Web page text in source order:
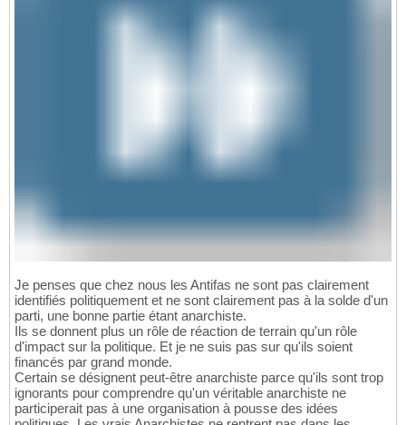
Je penses que chez nous les Antifas ne sont pas clairement
identifiés politiquement et ne sont clairement pas à la solde d'un
parti, une bonne partie étant anarchiste.
Ils se donnent plus un rôle de réaction de terrain qu'un rôle
d'impact sur la politique. Et je ne suis pas sur qu'ils soient
financés par grand monde.
Certain se désignent peut-être anarchiste parce qu'ils sont trop
ignorants pour comprendre qu'un véritable anarchiste ne
participerait pas à une organisation à pousse des idées